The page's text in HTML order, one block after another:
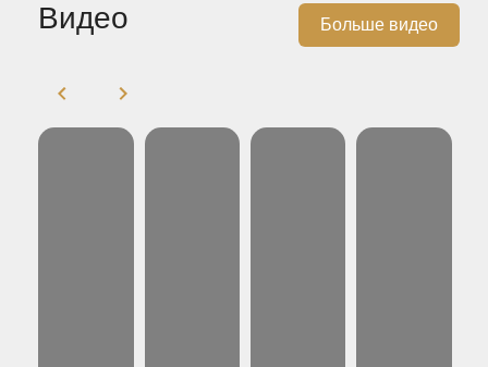
Видео Больше видео